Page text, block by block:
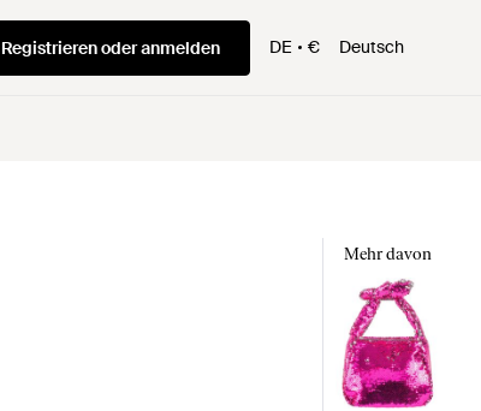
Registrieren oder anmelden DE € Deutsch
Mehr davon